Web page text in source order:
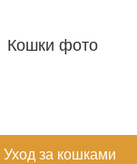
Кошки фото
Уход за кошками